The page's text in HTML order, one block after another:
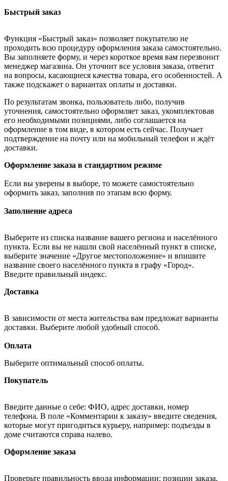
Быстрый заказ
Функция «Быстрый заказ» позволяет покупателю не
проходить всю процедуру оформления заказа самостоятельно.
Вы заполняете форму, и через короткое время вам перезвонит
менеджер магазина. Он уточнит все условия заказа, ответит
на вопросы, касающиеся качества товара, его особенностей. А
также подскажет о вариантах оплаты и доставки.
По результатам звонка, пользователь либо, получив
уточнения, самостоятельно оформляет заказ, укомплектовав
его необходимыми позициями, либо соглашается на
оформление в том виде, в котором есть сейчас. Получает
подтверждение на почту или на мобильный телефон и ждёт
доставки.
Оформление заказа в стандартном режиме
Если вы уверены в выборе, то можете самостоятельно
оформить заказ, заполнив по этапам всю форму.
Заполнение адреса
Выберите из списка название вашего региона и населённого
пункта. Если вы не нашли свой населённый пункт в списке,
выберите значение «Другое местоположение» и впишите
название своего населённого пункта в графу «Город».
Введите правильный индекс.
Доставка
В зависимости от места жительства вам предложат варианты
доставки. Выберите любой удобный способ.
Оплата
Выберите оптимальный способ оплаты.
Покупатель
Введите данные о себе: ФИО, адрес доставки, номер
телефона. В поле «Комментарии к заказу» введите сведения,
которые могут пригодиться курьеру, например: подъезды в
доме считаются справа налево.
Оформление заказа
Проверьте правильность ввода информации: позиции заказа,